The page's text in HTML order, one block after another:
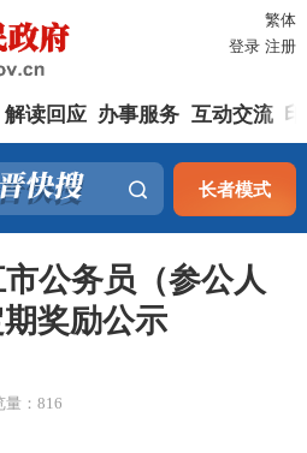
繁体
登录 注册
解读回应 办事服务 互动交流
长者模式
公务员（参公人
期奖励公示
量：816